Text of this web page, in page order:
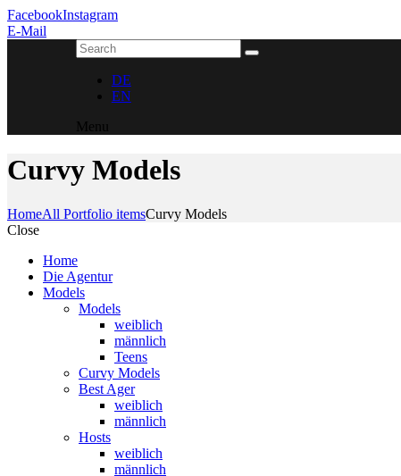
FacebookInstagram
E-Mail
DE
EN
Menu
Curvy Models
HomeAll Portfolio itemsCurvy Models
Close
Home
Die Agentur
Models
Models
weiblich
männlich
Teens
Curvy Models
Best Ager
weiblich
männlich
Hosts
weiblich
männlich